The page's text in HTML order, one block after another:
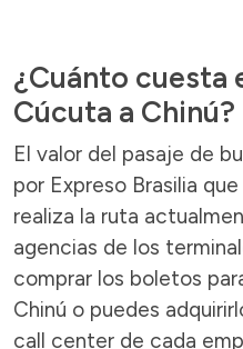
¿Cuánto cuesta
Cúcuta a Chinú?
El valor del pasaje de
por Expreso Brasilia
realiza la ruta
agencias de los
comprar los boletos
Chinú o puedes
call center de cada